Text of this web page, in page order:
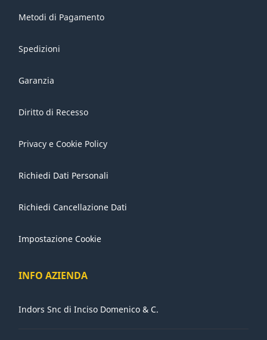
Metodi di Pagamento
Spedizioni
Garanzia
Diritto di Recesso
Privacy e Cookie Policy
Richiedi Dati Personali
Richiedi Cancellazione Dati
Impostazione Cookie
INFO AZIENDA
Indors Snc di Inciso Domenico & C.